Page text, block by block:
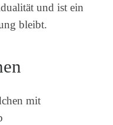
und ist ein
bleibt.
mit